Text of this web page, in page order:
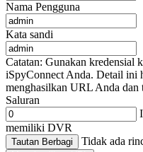
Nama Pengguna
Kata sandi
Catatan: Gunakan kredensial
iSpyConnect Anda. Detail ini
menghasilkan URL Anda
Saluran
memiliki DVR
Tautan Berbagi Tidak ada